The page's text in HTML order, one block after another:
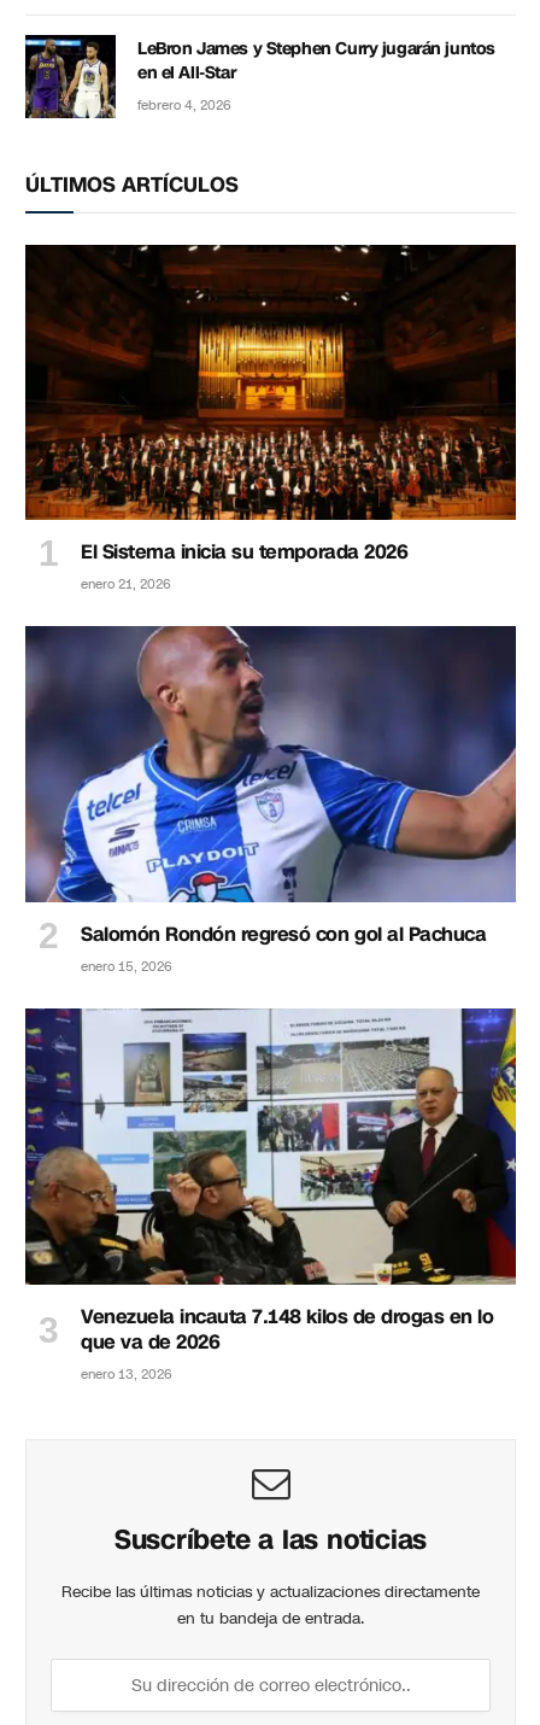
LeBron James y Stephen Curry jugarán juntos
en el All-Star
febrero 4, 2026
ÚLTIMOS ARTÍCULOS
El Sistema inicia su temporada 2026
enero 21, 2026
Salomón Rondón regresó con gol al Pachuca
enero 15, 2026
Venezuela incauta 7.148 kilos de drogas en lo
que va de 2026
enero 13, 2026
Suscríbete a las noticias
Recibe las últimas noticias y actualizaciones directamente
en tu bandeja de entrada.